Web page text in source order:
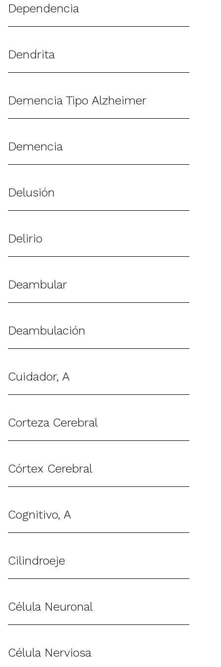
Dependencia
Dendrita
Demencia Tipo Alzheimer
Demencia
Delusión
Delirio
Deambular
Deambulación
Cuidador, A
Corteza Cerebral
Córtex Cerebral
Cognitivo, A
Cilindroeje
Célula Neuronal
Célula Nerviosa